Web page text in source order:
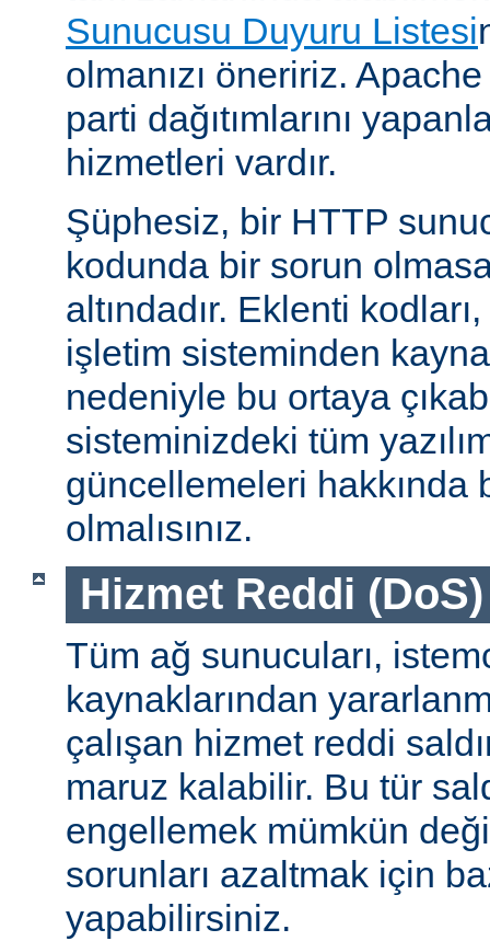
Sunucusu Duyuru Listesi
olmanızı öneririz. Apache
parti dağıtımlarını
hizmetleri vardır.
Şüphesiz, bir HTTP
kodunda bir sorun
altındadır. Eklenti
işletim sisteminden
nedeniyle bu ortaya
sisteminizdeki tüm
güncellemeleri hakkında
olmalısınız.
Hizmet Reddi (DoS)
Tüm ağ sunucuları,
kaynaklarından
çalışan hizmet reddi
maruz kalabilir. Bu tür
engellemek mümkün
sorunları azaltmak için
yapabilirsiniz.